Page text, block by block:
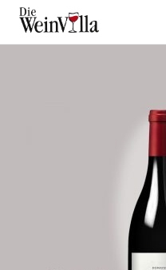
Die WeinVilla Duisburg